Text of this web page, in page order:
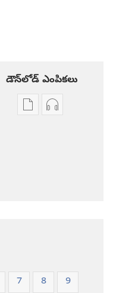
డౌన్‌లోడ్‌ ఎంపికలు
ప్రచురణలఆడియో
7 8
9